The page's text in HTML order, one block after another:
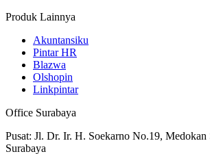
Produk Lainnya
Akuntansiku
Pintar HR
Blazwa
Olshopin
Linkpintar
Office Surabaya
Pusat: Jl. Dr. Ir. H. Soekarno No.19, Medokan
Surabaya